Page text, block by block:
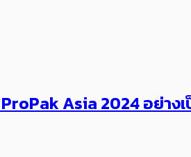
Asia 2024 อย่าง